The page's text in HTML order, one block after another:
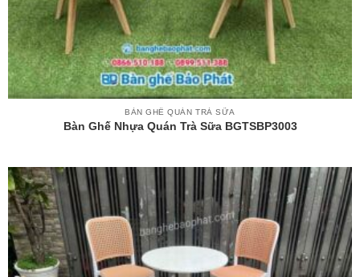
BÀN GHẾ QUÁN TRÀ SỮA
Bàn Ghế Nhựa Quán Trà Sữa BGTSBP3003